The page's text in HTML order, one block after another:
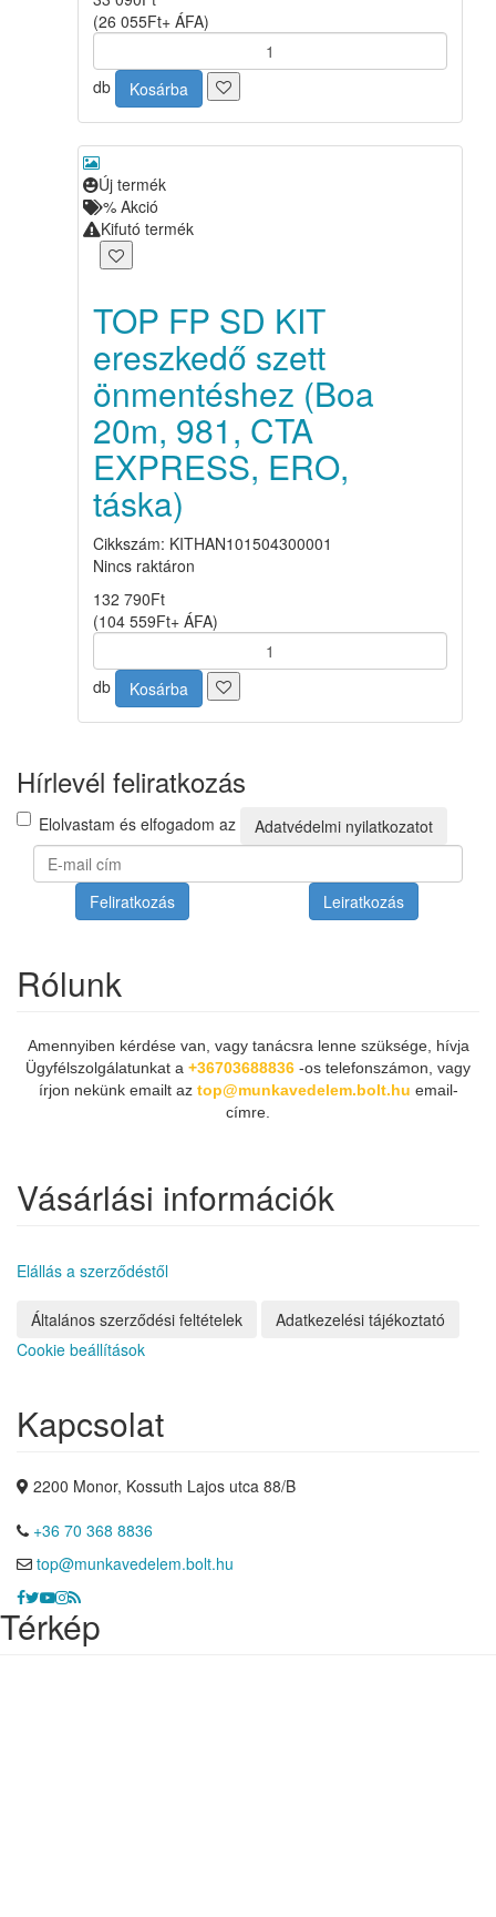
(26 055Ft+ ÁFA)
db Kosárba
Új termék
% Akció
Kifutó termék
TOP FP SD KIT
ereszkedő szett
önmentéshez (Boa
20m, 981, CTA
EXPRESS, ERO,
táska)
Cikkszám: KITHAN101504300001
Nincs raktáron
132 790Ft
(104 559Ft+ ÁFA)
db Kosárba
Hírlevél feliratkozás
Elolvastam és elfogadom az Adatvédelmi nyilatkozatot
Feliratkozás Leiratkozás
Rólunk
Amennyiben kérdése van, vagy tanácsra lenne szüksége, hívja
Ügyfélszolgálatunkat a +36703688836 -os telefonszámon, vagy
írjon nekünk emailt az top@munkavedelem.bolt.hu email-
címre.
Vásárlási információk
Elállás a szerződéstől
Általános szerződési feltételek
Adatkezelési tájékoztató
Cookie beállítások
Kapcsolat
2200 Monor, Kossuth Lajos utca 88/B
+36 70 368 8836
top@munkavedelem.bolt.hu
Térkép